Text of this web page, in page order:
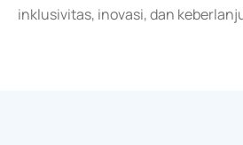
inklusivitas, inovasi, dan